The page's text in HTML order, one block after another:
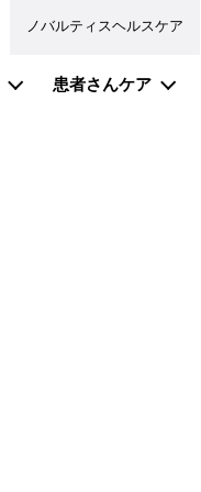
ノバルティスヘルスケア
患者さんケア